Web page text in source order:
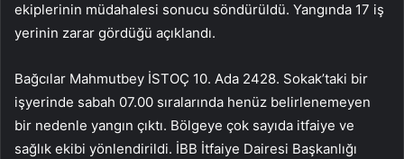
ekiplerinin müdahalesi sonucu söndürüldü. Yangında 17 iş
yerinin zarar gördüğü açıklandı.
Bağcılar Mahmutbey İSTOÇ 10. Ada 2428. Sokak’taki bir
işyerinde sabah 07.00 sıralarında henüz belirlenemeyen
bir nedenle yangın çıktı. Bölgeye çok sayıda itfaiye ve
sağlık ekibi yönlendirildi. İBB İtfaiye Dairesi Başkanlığı